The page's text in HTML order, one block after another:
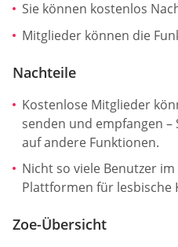
Sie können kostenlos
Mitglieder können die
Nachteile
Kostenlose Mitglieder
senden und empfangen
auf andere Funktionen.
Nicht so viele Benutzer
Plattformen für lesbische
Zoe-Übersicht